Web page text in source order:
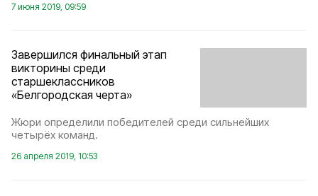
7 июня 2019, 09:59
Завершился финальный этап
викторины среди
старшеклассников
«Белгородская черта»
Жюри определили победителей среди сильнейших
четырёх команд.
26 апреля 2019, 10:53